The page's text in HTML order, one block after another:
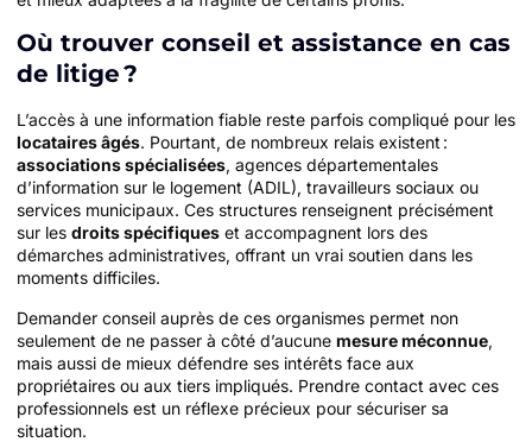
Où trouver conseil et assistance en cas
de litige ?
L’accès à une information fiable reste parfois compliqué pour les
locataires âgés. Pourtant, de nombreux relais existent :
associations spécialisées, agences départementales
d’information sur le logement (ADIL), travailleurs sociaux ou
services municipaux. Ces structures renseignent précisément
sur les droits spécifiques et accompagnent lors des
démarches administratives, offrant un vrai soutien dans les
moments difficiles.
Demander conseil auprès de ces organismes permet non
seulement de ne passer à côté d’aucune mesure méconnue,
mais aussi de mieux défendre ses intérêts face aux
propriétaires ou aux tiers impliqués. Prendre contact avec ces
professionnels est un réflexe précieux pour sécuriser sa
situation.